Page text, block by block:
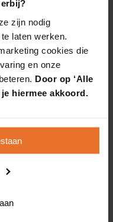
zijn nodig
laten werken.
cookies die
en onze
Door op ‘Alle
hiermee akkoord.